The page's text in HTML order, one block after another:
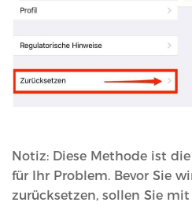
Notiz: Diese Methode ist
für Ihr Problem. Bevor Sie
zurücksetzen, sollen Sie